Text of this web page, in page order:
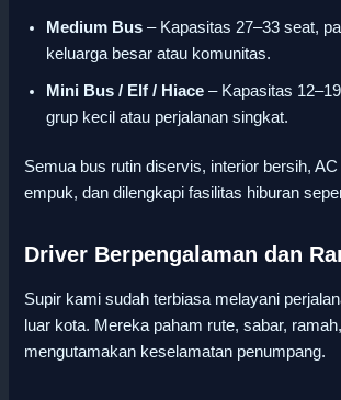
Medium Bus – Kapasitas 27–33 seat,
keluarga besar atau komunitas.
Mini Bus / Elf / Hiace – Kapasitas
grup kecil atau perjalanan singkat.
Semua bus rutin diservis, interior bersih,
empuk, dan dilengkapi fasilitas hiburan
Driver Berpengalaman dan
Supir kami sudah terbiasa melayani
luar kota. Mereka paham rute, sabar,
mengutamakan keselamatan penumpang.